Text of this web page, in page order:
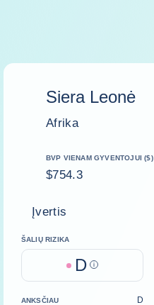
Siera Leonė
Afrika
BVP VIENAM GYVENTOJUI ($)
$754.3
Įvertis
ŠALIŲ RIZIKA
D Help
ANKSČIAU D